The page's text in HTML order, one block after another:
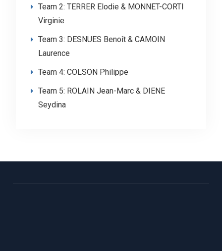
Team 2: TERRER Elodie & MONNET-CORTI
Virginie
Team 3: DESNUES Benoît & CAMOIN
Laurence
Team 4: COLSON Philippe
Team 5: ROLAIN Jean-Marc & DIENE
Seydina